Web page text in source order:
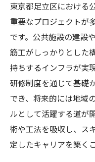
東京都足立区における
重要なプロジェクトが
です。公共施設の建設
筋工がしっかりとした
持ちするインフラが実
研修制度を通じて基礎
でき、将来的には地域
ルとして活躍する道が
術や工法を吸収し、ス
定したキャリアを築く